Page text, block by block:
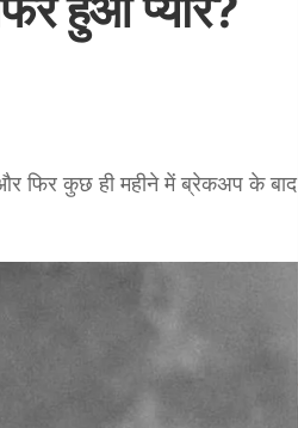
फिर कुछ ही महीने में ब्रेकअप के बाद